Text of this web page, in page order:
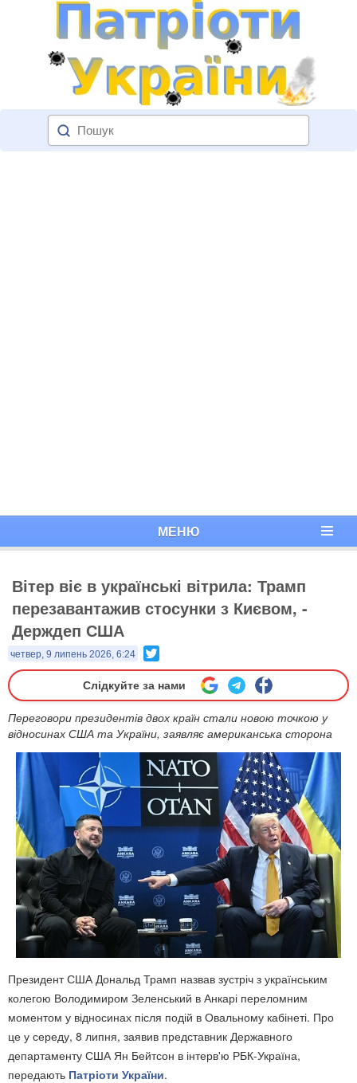
МЕНЮ
Вітер віє в українські вітрила: Трамп
перезавантажив стосунки з Києвом, -
Держдеп США
четвер, 9 липень 2026, 6:24
Слідкуйте за нами
Переговори президентів двох країн стали новою точкою у
відносинах США та України, заявляє американська сторона
Президент США Дональд Трамп назвав зустріч з українським
колегою Володимиром Зеленський в Анкарі переломним
моментом у відносинах після подій в Овальному кабінеті. Про
це у середу, 8 липня, заявив представник Державного
департаменту США Ян Бейтсон в інтерв'ю РБК-Україна,
передають Патріоти України.